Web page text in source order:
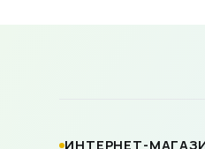
ИНТЕРНЕТ-